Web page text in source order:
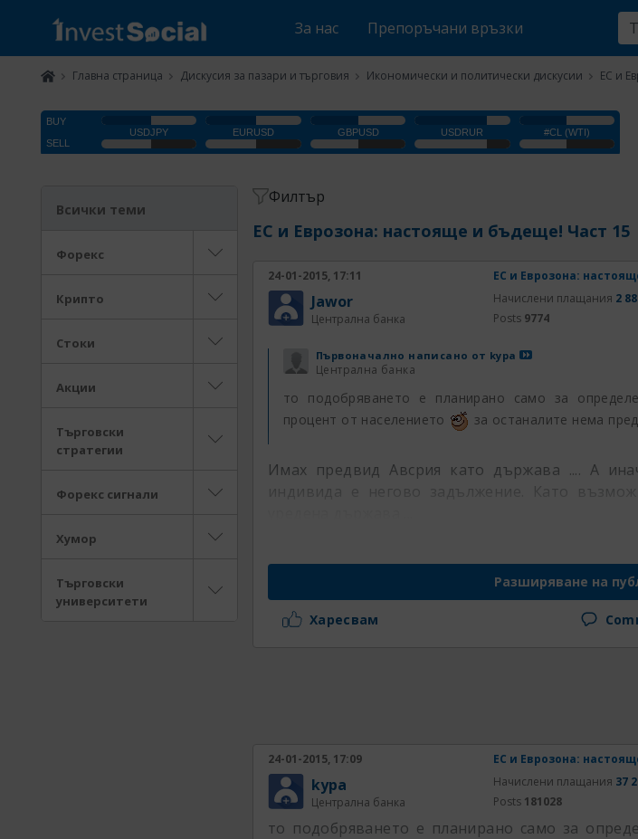
За нас Препоръчани връзки
Главна страница Дискусия за пазари и търговия Икономически и политически дискусии ЕС и
Всички теми
Форекс
Крипто
Стоки
Акции
Търговски
стратегии
Форекс сигнали
Хумор
Търговски
университети
Филтър
ЕС и Еврозона: настояще и бъдеще! Част 15
24-01-2015, 17:11 ЕС и Еврозона:
Jawor
Централна банка
Начислени плащания 2
Posts 9774
Първоначално написано от kypa
Централна банка
то подобряването е планирано само за
процент от населението
за останалите нема
Имах предвид Авсрия като държава .... А
индивида е негово задължение. Като
Разширяване на
Харесвам
24-01-2015, 17:09 ЕС и Еврозона:
kypa
Централна банка
Начислени плащания 37
Posts 181028
то подобряването е планирано само за